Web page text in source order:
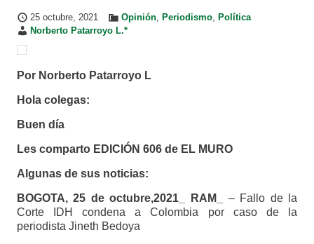
25 octubre, 2021 Opinión, Periodismo, Política
Norberto Patarroyo L.*
Por Norberto Patarroyo L
Hola colegas:
Buen día
Les comparto EDICIÓN 606 de EL MURO
Algunas de sus noticias:
BOGOTA, 25 de octubre,2021_ RAM_ – Fallo de la
Corte IDH condena a Colombia por caso de la
periodista Jineth Bedoya